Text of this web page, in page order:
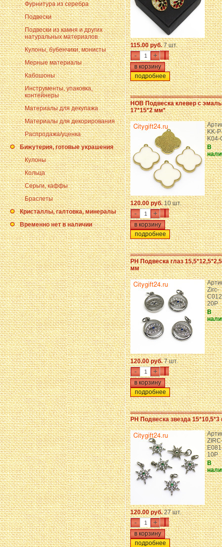
Фурнитура из серебра
Подвески
Подвески из камня и других
натуральных материалов
Кулоны, бубенчики, монисты
Мерные материалы
Кабошоны
Инструменты, упаковка,
контейнеры
Материалы для декупажа
Материалы для декорирования
Распродажа/уценка
Бижутерия, готовые украшения
Кулоны
Кольца
Серьги, каффы
Браслеты
Кристаллы, галтовка, минералы
Временно нет в наличии
115.00 руб.7 шт.
- +
подробнее
HOB Подвеска клевер с
17*15*2 мм*
KK-
K04-
В
120.00 руб.10 шт.
- +
подробнее
PH Подвеска глаз 15,5*12,5*2,5
мм
Zirc-
20P
В
120.00 руб.7 шт.
- +
подробнее
PH Подвеска звезда
10P
В
120.00 руб.27 шт.
- +
подробнее